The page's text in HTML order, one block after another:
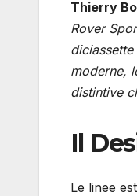
Thierry
Rover
moderne,
distintive
Il
Le linee